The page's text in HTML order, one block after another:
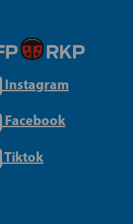
Instagram
Facebook
Tiktok